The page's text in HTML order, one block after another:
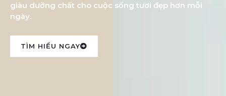
giàu dưỡng chất cho cuộc sống tươi đẹp hơn mỗi
ngày.
TÌM HIỂU NGAY